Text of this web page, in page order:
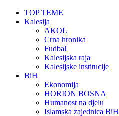
TOP TEME
Kalesija
AKOL
Crna hronika
Fudbal
Kalesijska raja
Kalesijske institucije
BiH
Ekonomija
HORION BOSNA
Humanost na djelu
Islamska zajednica BiH